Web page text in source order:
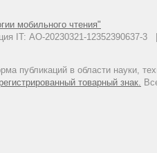
мобильного чтения"
IT: АО-20230321-
публикаций в области науки,
товарный знак.